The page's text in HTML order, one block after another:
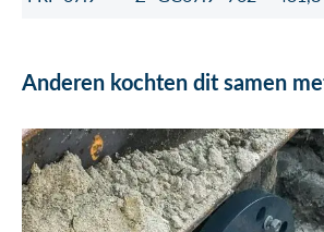
Anderen kochten dit samen